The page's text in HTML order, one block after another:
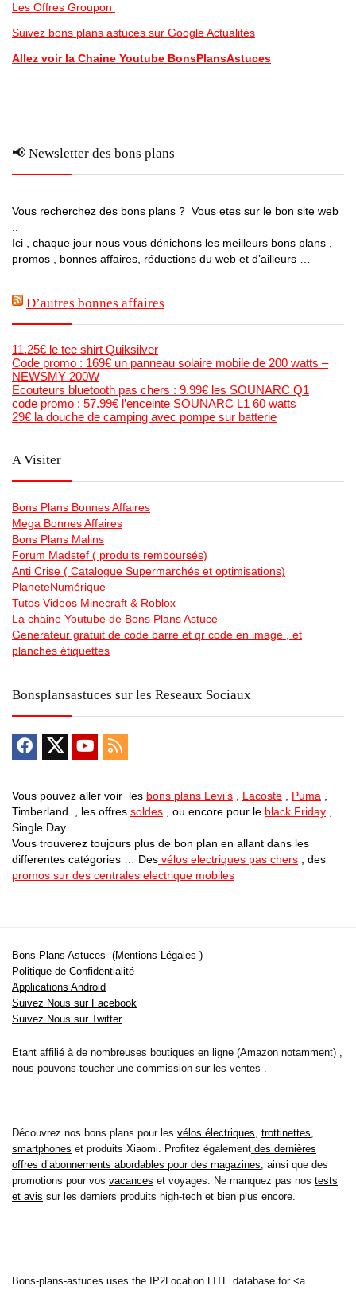
Les Offres Groupon
Suivez bons plans astuces sur Google Actualités
Allez voir la Chaine Youtube BonsPlansAstuces
📢 Newsletter des bons plans
Vous recherchez des bons plans ? Vous etes sur le bon site web
Ici , chaque jour nous vous dénichons les meilleurs bons plans ,
promos , bonnes affaires, réductions du web et d’ailleurs …
D’autres bonnes affaires
11.25€ le tee shirt Quiksilver
Code promo : 169€ un panneau solaire mobile de 200 watts –
NEWSMY 200W
Ecouteurs bluetooth pas chers : 9.99€ les SOUNARC Q1
code promo : 57.99€ l’enceinte SOUNARC L1 60 watts
29€ la douche de camping avec pompe sur batterie
A Visiter
Bons Plans Bonnes Affaires
Mega Bonnes Affaires
Bons Plans Malins
Forum Madstef ( produits remboursés)
Anti Crise ( Catalogue Supermarchés et optimisations)
PlaneteNumérique
Tutos Videos Minecraft & Roblox
La chaine Youtube de Bons Plans Astuce
Generateur gratuit de code barre et qr code en image , et
planches étiquettes
Bonsplansastuces sur les Reseaux Sociaux
Vous pouvez aller voir les bons plans Levi’s Lacoste Puma
Timberland , les offres soldes , ou encore pour le black Friday
Single Day …
Vous trouverez toujours plus de bon plan en allant dans les
differentes catégories … Des vélos electriques pas chers , des
promos sur des centrales electrique mobiles
Bons Plans Astuces (Mentions Légales )
Politique de Confidentialité
Applications Android
Suivez Nous sur Facebook
Suivez Nous sur Twitter
Etant affilié à de nombreuses boutiques en ligne (Amazon notamment) ,
nous pouvons toucher une commission sur les ventes .
Découvrez nos bons plans pour les vélos électriques, trottinettes,
smartphones et produits Xiaomi. Profitez également des dernières
offres d’abonnements abordables pour des magazines, ainsi que des
promotions pour vos vacances et voyages. Ne manquez pas nos tests
et avis sur les derniers produits high-tech et bien plus encore.
Bons-plans-astuces uses the IP2Location LITE database for <a